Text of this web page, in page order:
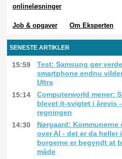
onlineløsninger
Job & opgaver Om Eksperten
SENESTE ARTIKLER
15:59
Test: Samsung gør
smartphone endnu
Ultra
15:14
Computerworld mener:
blevet it-svigtet i årevis
regningen
14:30
Nørgaard: Kommunerne
over AI - det er da heller
borgerne er begyndt at
måde